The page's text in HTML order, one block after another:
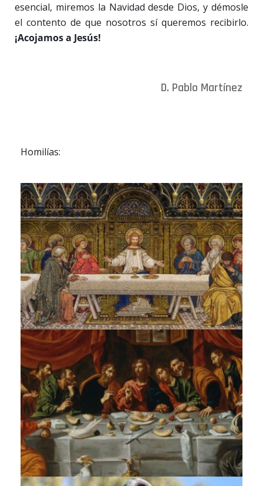
esencial, miremos la Navidad desde Dios, y démosle
el contento de que nosotros sí queremos recibirlo.
¡Acojamos a Jesús!
D. Pablo Martínez
Homilías: